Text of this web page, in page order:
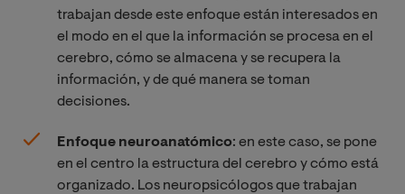
trabajan desde este enfoque están interesados en
el modo en el que la información se procesa en el
cerebro, cómo se almacena y se recupera la
información, y de qué manera se toman
decisiones.
Enfoque neuroanatómico: en este caso, se pone
en el centro la estructura del cerebro y cómo está
organizado. Los neuropsicólogos que trabajan